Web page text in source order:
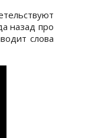
назад про
слова